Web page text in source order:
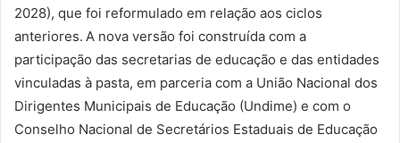
2028), que foi reformulado em relação aos ciclos
anteriores. A nova versão foi construída com a
participação das secretarias de educação e das entidades
vinculadas à pasta, em parceria com a União Nacional dos
Dirigentes Municipais de Educação (Undime) e com o
Conselho Nacional de Secretários Estaduais de Educação